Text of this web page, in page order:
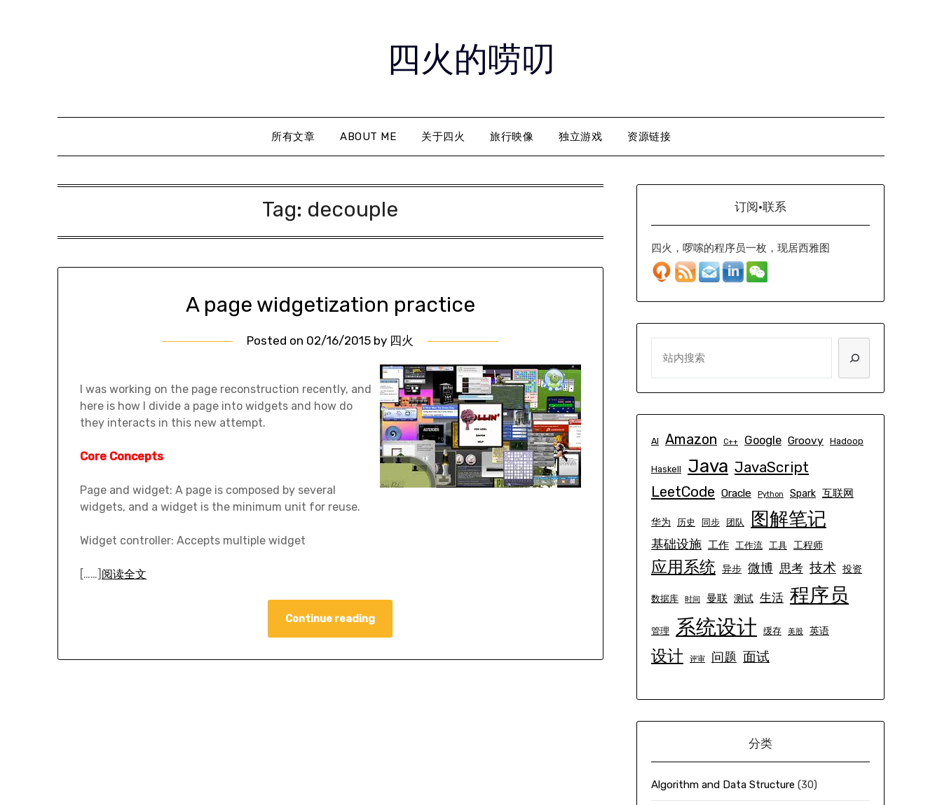
四火的唠叨
所有文章 ABOUT ME 关于四火 旅行映像 独立游戏 资源链接
Tag: decouple
A page widgetization practice
Posted on 02/16/2015 by 四火
I was working on the page reconstruction recently, and
here is how I divide a page into widgets and how do
they interacts in this new attempt.
Core Concepts
Page and widget: A page is composed by several
widgets, and a widget is the minimum unit for reuse.
Widget controller: Accepts multiple widget
[……] 阅读全文
Continue reading
订阅·联系
四火，啰嗦的程序员一枚，现居西雅图
AI Amazon C++ Google Groovy Hadoop
Haskell Java JavaScript
LeetCode Oracle Python Spark 互联网
华为 历史 同步 团队 图解笔记
基础设施 工作 工作流 工具 工程师
应用系统 异步 微博 思考 技术 投资
数据库 时间 曼联 测试 生活 程序员
管理 系统设计 缓存 美股 英语
设计 评审 问题 面试
分类
Algorithm and Data Structure (30)